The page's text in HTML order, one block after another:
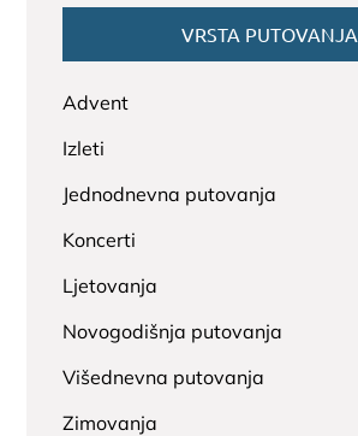
VRSTA PUTOVANJA
Advent
Izleti
Jednodnevna putovanja
Koncerti
Ljetovanja
Novogodišnja putovanja
Višednevna putovanja
Zimovanja